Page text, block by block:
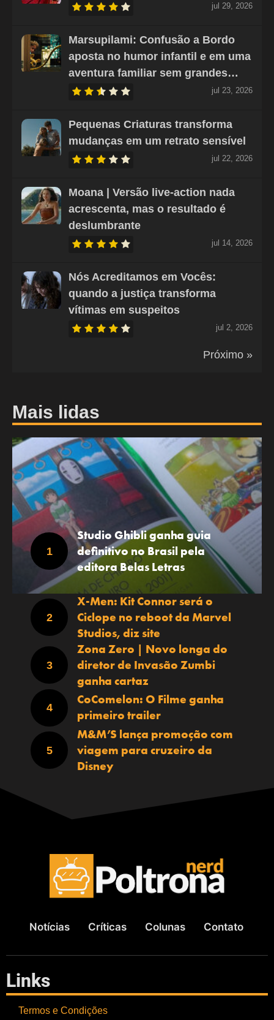
jul 29, 2026
Marsupilami: Confusão a Bordo
aposta no humor infantil e em uma
aventura familiar sem grandes…
jul 23, 2026
Pequenas Criaturas transforma
mudanças em um retrato sensível
jul 22, 2026
Moana | Versão live-action nada
acrescenta, mas o resultado é
deslumbrante
jul 14, 2026
Nós Acreditamos em Vocês:
quando a justiça transforma
vítimas em suspeitos
jul 2, 2026
Próximo »
Mais lidas
Studio Ghibli ganha guia
definitivo no Brasil pela
editora Belas Letras
X-Men: Kit Connor será o
Ciclope no reboot da Marvel
Studios, diz site
Zona Zero | Novo longa do
diretor de Invasão Zumbi
ganha cartaz
CoComelon: O Filme ganha
primeiro trailer
M&M’S lança promoção com
viagem para cruzeiro da
Disney
Notícias Críticas Colunas Contato
Links
Termos e Condições